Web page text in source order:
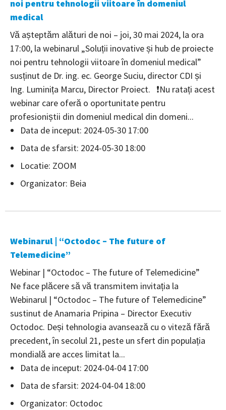
noi pentru tehnologii viitoare în domeniul
medical
Vă așteptăm alături de noi – joi, 30 mai 2024, la ora
17:00, la webinarul „Soluții inovative și hub de proiecte
noi pentru tehnologii viitoare în domeniul medical”
susținut de Dr. ing. ec. George Suciu, director CDI și
Ing. Luminița Marcu, Director Proiect. ❗️Nu ratați acest
webinar care oferă o oportunitate pentru
profesioniștii din domeniul medical din domeni...
Data de inceput: 2024-05-30 17:00
Data de sfarsit: 2024-05-30 18:00
Locatie: ZOOM
Organizator: Beia
Webinarul | “Octodoc – The future of
Telemedicine”
Webinar | “Octodoc – The future of Telemedicine”
Ne face plăcere să vă transmitem invitația la
Webinarul | “Octodoc – The future of Telemedicine”
sustinut de Anamaria Pripina – Director Executiv
Octodoc. Deși tehnologia avansează cu o viteză fără
precedent, în secolul 21, peste un sfert din populația
mondială are acces limitat la...
Data de inceput: 2024-04-04 17:00
Data de sfarsit: 2024-04-04 18:00
Organizator: Octodoc